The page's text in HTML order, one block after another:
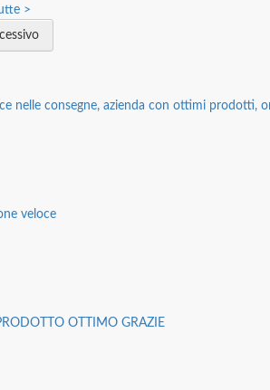
>
nelle consegne, azienda con ottimi prodotti,
veloce
OTTIMO GRAZIE